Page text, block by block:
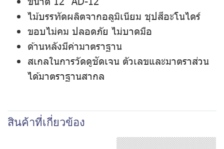
ไม้บรรทัดผลิตจากอลูมิเนียม ชุปสีอะโนไดร์
ขอบไม่คม ปลอดภัย ไม่บาดมือ
ด้านหลังมีค่ามาตราฐาน
สเกลในการวัดดูชัดเจน ตัวเลขและมาตราส่วน
ได้มาตราฐานสากล
สินค้าที่เกี่ยวข้อง